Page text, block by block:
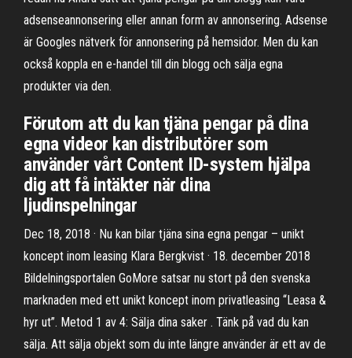
adsenseannonsering eller annan form av annonsering. Adsense
är Googles nätverk för annonsering på hemsidor. Men du kan
också koppla en e-handel till din blogg och sälja egna
produkter via den.
Förutom att du kan tjäna pengar på dina
egna videor kan distributörer som
använder vårt Content ID-system hjälpa
dig att få intäkter när dina
ljudinspelningar
Dec 18, 2018 · Nu kan bilar tjäna sina egna pengar – unikt
koncept inom leasing Klara Bergkvist · 18. december 2018
Bildelningsportalen GoMore satsar nu stort på den svenska
marknaden med ett unikt koncept inom privatleasing “Leasa &
hyr ut”. Metod 1 av 4: Sälja dina saker . Tänk på vad du kan
sälja. Att sälja objekt som du inte längre använder är ett av de